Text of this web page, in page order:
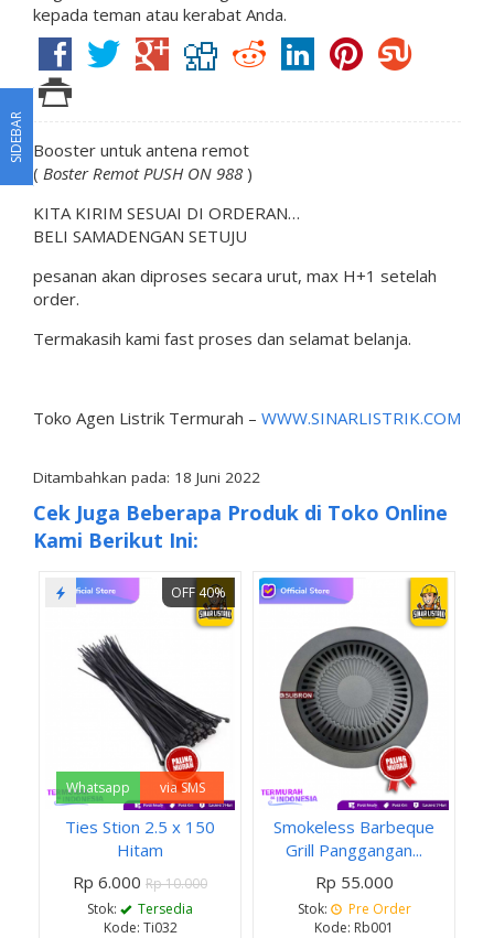
kepada teman atau kerabat Anda.
Booster untuk antena remot
( Boster Remot PUSH ON 988 )
KITA KIRIM SESUAI DI ORDERAN…
BELI SAMADENGAN SETUJU
pesanan akan diproses secara urut, max H+1 setelah
order.
Termakasih kami fast proses dan selamat belanja.
Toko Agen Listrik Termurah – WWW.SINARLISTRIK.COM
Ditambahkan pada: 18 Juni 2022
Cek Juga Beberapa Produk di Toko Online
Kami Berikut Ini:
OFF 40%
Whatsapp via SMS
Ties Stion 2.5 x 150
Hitam
Rp 6.000 Rp 10.000
Stok:
Tersedia
Kode: Ti032
Smokeless Barbeque
Grill Panggangan...
Rp 55.000
Stok:
Pre Order
Kode: Rb001
SIDEBAR